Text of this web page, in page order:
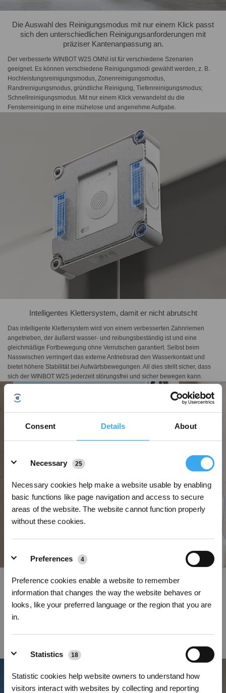
Consent Details About
Necessary
25
Necessary cookies help make a website usable by enabling
basic functions like page navigation and access to secure
areas of the website. The website cannot function properly
without these cookies.
Preferences 4
Preference cookies enable a website to remember
information that changes the way the website behaves or
looks, like your preferred language or the region that you are
in.
Statistics 18
Statistic cookies help website owners to understand how
visitors interact with websites by collecting and reporting
Die Auswahl des Reinigungsmodus mit nur einem Klick passt
sich den unterschiedlichen Reinigungsanforderungen mit
präziser Kantenanpassung an.
Der verbesserte WINBOT W2S OMNI ist für verschiedene Szenarien
geeignet. Es können verschiedene Reinigungsmodi gewählt werden, z. B.
Hochleistungsreinigungsmodus, Zonenreinigungsmodus,
Randreinigungsmodus, gründliche Reinigung, Tiefenreinigungsmodus;
Schnellreinigungsmodus. Mit nur einem Klick verwandelst du die
Fensterreinigung in eine mühelose und angenehme Aufgabe.
Intelligentes Klettersystem, damit er nicht abrutscht
Das intelligente Klettersystem wird von einem verbesserten Zahnriemen
angetrieben, der äußerst wasser- und reibungsbeständig ist und eine
gleichmäßige Fortbewegung ohne Verrutschen garantiert. Selbst beim
Nasswischen verringert das externe Antriebsrad den Wasserkontakt und
bietet höhere Stabilität bei Aufwärtsbewegungen. All dies stellt sicher, dass
sich der WINBOT W2S jederzeit störungsfrei und sicher bewegen kann.
Mehrere Reinigungsmodi auf Knopfdruck dank der ECOVACS
HOME App
Der WINBOT W2S OMNI verfügt über eine neue omnidirektionale
Fernbedienung. Bewegungen in nur vier Richtungen gehören der
ECOVACS HOME App.
* Registrieren und Belohnungen sichern